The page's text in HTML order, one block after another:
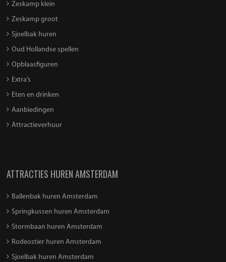
Zeskamp klein
Zeskamp groot
Sjoelbak huren
Oud Hollandse spellen
Opblaasfiguren
Extra’s
Eten en drinken
Aanbiedingen
Attractieverhuur
ATTRACTIES HUREN AMSTERDAM
Ballenbak huren Amsterdam
Springkussen huren Amsterdam
Stormbaan huren Amsterdam
Rodeostier huren Amsterdam
Sjoelbak huren Amsterdam